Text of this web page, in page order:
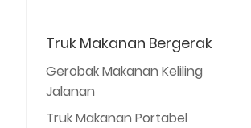
Truk Makanan Bergerak
Gerobak Makanan Keliling
Jalanan
Truk Makanan Portabel